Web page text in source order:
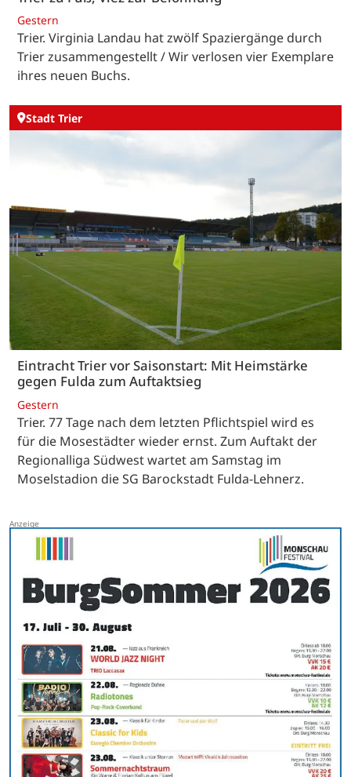
Gestern
Trier. Virginia Landau hat zwölf Spaziergänge durch
Trier zusammengestellt / Wir verlosen vier Exemplare
ihres neuen Buchs.
Stadt Trier
Eintracht Trier vor Saisonstart: Mit Heimstärke
gegen Fulda zum Auftaktsieg
Gestern
Trier. 77 Tage nach dem letzten Pflichtspiel wird es
für die Mosestädter wieder ernst. Zum Auftakt der
Regionalliga Südwest wartet am Samstag im
Moselstadion die SG Barockstadt Fulda-Lehnerz.